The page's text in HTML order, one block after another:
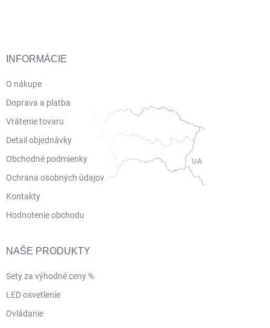
INFORMÁCIE
O nákupe
Doprava a platba
Vrátenie tovaru
Detail objednávky
Obchodné podmienky
Ochrana osobných údajov
Kontakty
Hodnotenie obchodu
NAŠE PRODUKTY
Sety za výhodné ceny %
LED osvetlenie
Ovládanie